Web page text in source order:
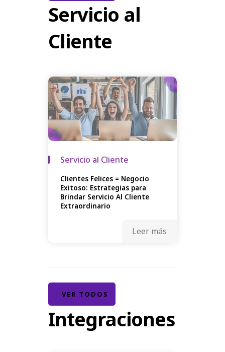
Servicio al
Cliente
Servicio al Cliente
Clientes Felices = Negocio
Exitoso: Estrategias para
Brindar Servicio Al Cliente
Extraordinario
Leer más
VER TODOS
Integraciones